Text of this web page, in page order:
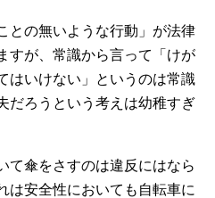
との無いような行動」が法律
すが、常識から言って「けが
はいけない」というのは常識
だろうという考えは幼稚すぎ
て傘をさすのは違反にはなら
は安全性においても自転車に